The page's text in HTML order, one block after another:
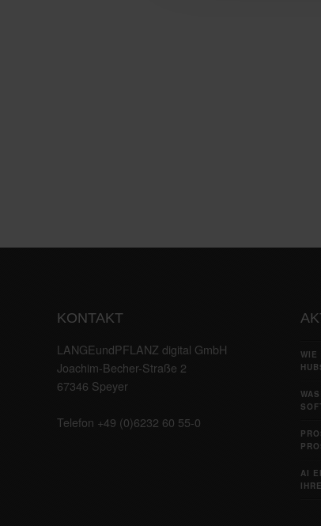
KONTAKT
LANGEundPFLANZ digital GmbH
Joachim-Becher-Straße 2
67346 Speyer
Telefon +49 (0)6232 60 55-0
WIE
AI